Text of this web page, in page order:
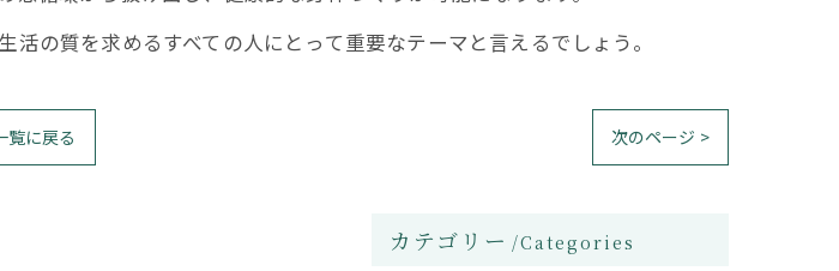
の質を求めるすべての人にとって重要なテーマと言えるでしょう。
覧に戻る 次のページ >
カテゴリー Categories